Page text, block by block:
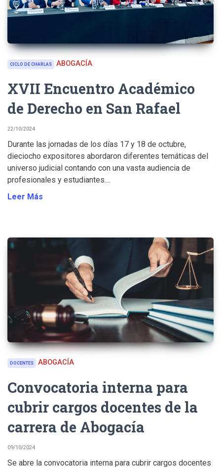
CICLO DE CHARLAS ABOGACÍA
XVII Encuentro Académico
de Derecho en San Rafael
22/10/2024
Durante las jornadas de los días 17 y 18 de octubre,
dieciocho expositores abordaron diferentes temáticas del
universo judicial contando con una vasta audiencia de
profesionales y estudiantes....
Leer Más
DOCENTES ABOGACÍA
Convocatoria interna para
cubrir cargos docentes de la
carrera de Abogacía
09/10/2024
Se abre la convocatoria interna para cubrir cargos docentes